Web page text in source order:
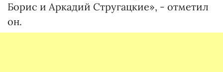
Борис и Аркадий Стругацкие», - отметил
он.